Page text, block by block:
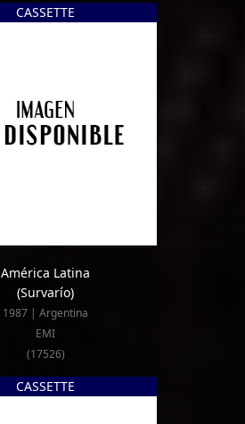
CASSETTE
América Latina
(Survarío)
1987 | Argentina
EMI
(17526)
CASSETTE